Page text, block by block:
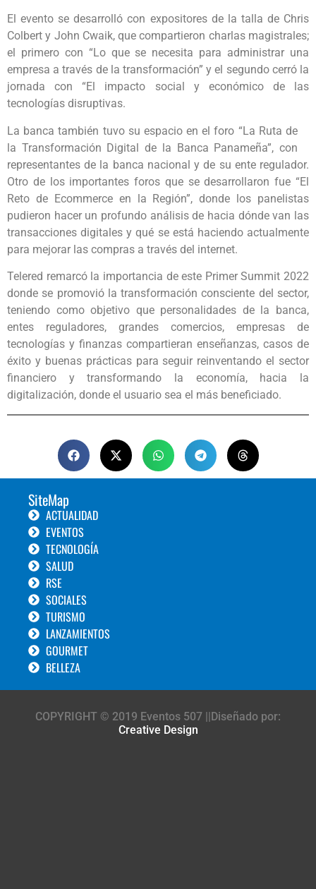
El evento se desarrolló con expositores de la talla de Chris
Colbert y John Cwaik, que compartieron charlas magistrales;
el primero con “Lo que se necesita para administrar una
empresa a través de la transformación” y el segundo cerró la
jornada con “El impacto social y económico de las
tecnologías disruptivas.
La banca también tuvo su espacio en el foro “La Ruta de
la Transformación Digital de la Banca Panameña”, con
representantes de la banca nacional y de su ente regulador.
Otro de los importantes foros que se desarrollaron fue “El
Reto de Ecommerce en la Región”, donde los panelistas
pudieron hacer un profundo análisis de hacia dónde van las
transacciones digitales y qué se está haciendo actualmente
para mejorar las compras a través del internet.
Telered remarcó la importancia de este Primer Summit 2022
donde se promovió la transformación consciente del sector,
teniendo como objetivo que personalidades de la banca,
entes reguladores, grandes comercios, empresas de
tecnologías y finanzas compartieran enseñanzas, casos de
éxito y buenas prácticas para seguir reinventando el sector
financiero y transformando la economía, hacia la
digitalización, donde el usuario sea el más beneficiado.
SiteMap
ACTUALIDAD
EVENTOS
TECNOLOGÍA
SALUD
RSE
SOCIALES
TURISMO
LANZAMIENTOS
GOURMET
BELLEZA
COPYRIGHT © 2019 Eventos 507 ||Diseñado por:
Creative Design